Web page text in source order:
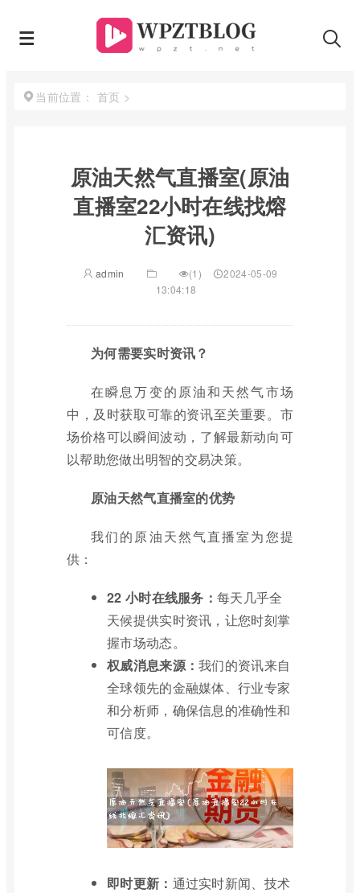
当前位置： 首页 >
原油天然气直播室(原油
直播室22小时在线找熔
汇资讯)
admin (1)
2024-05-09
13:04:18
为何需要实时资讯？
在瞬息万变的原油和天然气市场
中，及时获取可靠的资讯至关重要。市
场价格可以瞬间波动，了解最新动向可
以帮助您做出明智的交易决策。
原油天然气直播室的优势
我们的原油天然气直播室为您提
供：
22 小时在线服务： 每天几乎全
天候提供实时资讯，让您时刻掌
握市场动态。
权威消息来源：我们的资讯来自
全球领先的金融媒体、行业专家
和分析师，确保信息的准确性和
可信度。
即时更新： 通过实时新闻、技术